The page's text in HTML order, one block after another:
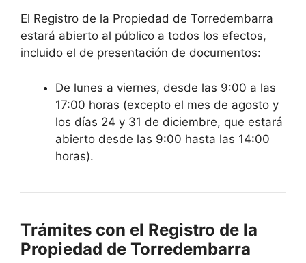
El Registro de la Propiedad de Torredembarra
estará abierto al público a todos los efectos,
incluido el de presentación de documentos:
De lunes a viernes, desde las 9:00 a las
17:00 horas (excepto el mes de agosto y
los días 24 y 31 de diciembre, que estará
abierto desde las 9:00 hasta las 14:00
horas).
Trámites con el Registro de la
Propiedad de Torredembarra